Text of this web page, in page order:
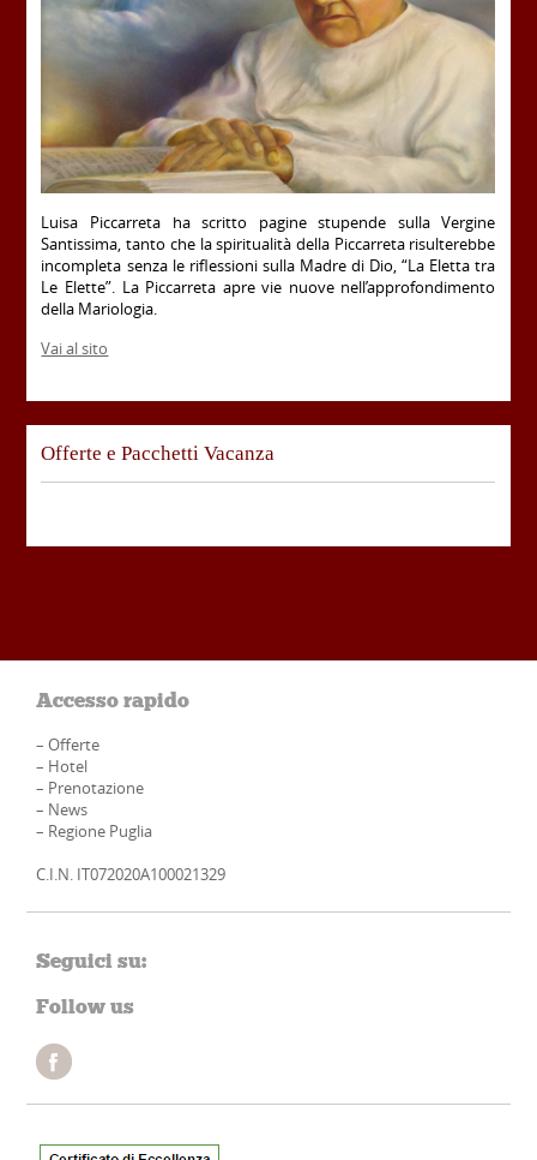
Luisa Piccarreta ha scritto pagine stupende sulla Vergine
Santissima, tanto che la spiritualità della Piccarreta risulterebbe
incompleta senza le riflessioni sulla Madre di Dio, “La Eletta tra
Le Elette”. La Piccarreta apre vie nuove nell’approfondimento
della Mariologia.
Vai al sito
Offerte e Pacchetti Vacanza
Accesso rapido
–Offerte
– Hotel
– Prenotazione
– News
– Regione Puglia
C.I.N. IT072020A100021329
Seguici su:
Follow us